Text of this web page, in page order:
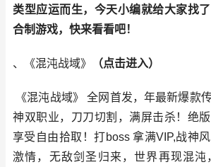
类型应运而生，今天小编就给大家找
合制游戏，快来看看吧！
、《混沌战域》 （点击进入）
《混沌战域》 全网首发，年最新爆款
神双职业，刀刀切割，满屏击杀！绝版
享受自由拾取！打boss 拿满VIP,战神
激情，无敌剑圣归来，世界再现混沌